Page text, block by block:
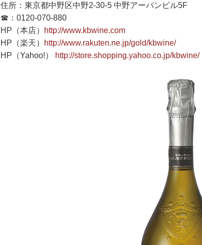
住所：東京都中野区中野2-30-5 中野アーバンビル5F
☎：0120-070-880
HP（本店）
http://www.kbwine.com
HP（楽天）
http://www.rakuten.ne.jp/gold/kbwine/
HP（Yahoo!）
http://store.shopping.yahoo.co.jp/kbwine/